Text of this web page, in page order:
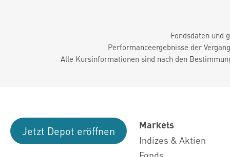
Fondsdaten und
Performanceergebnisse der
Alle Kursinformationen sind nach den
Jetzt Depot eröffnen
Markets
Indizes & Aktien